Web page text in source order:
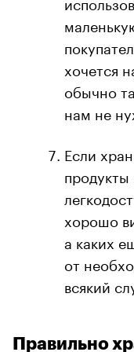
хочется
обычно
нам не
Если
хорошо
а каких
от
всякий
Правильно